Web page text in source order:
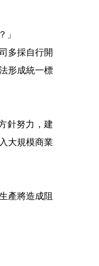
」
多採自行開
形成統一標
針努力，建
大規模商業
產將造成阻